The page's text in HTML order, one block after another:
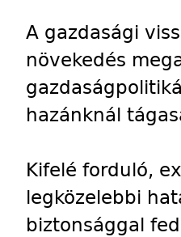
A gazdasági
növekedés
hazánknál
Kifelé forduló,
legközelebbi
biztonsággal